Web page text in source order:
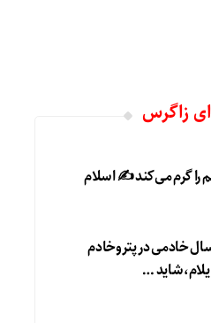
زاگرس
را گرم می‌کند ✍️ اسلام
خادمی در پتروخادم
شاید …